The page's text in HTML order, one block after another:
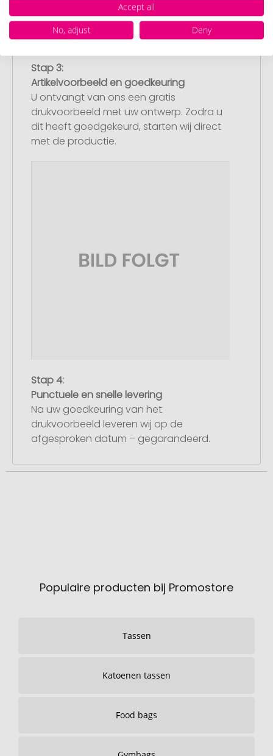
Stap 3:
Artikelvoorbeeld en goedkeuring
U ontvangt van ons een gratis
drukvoorbeeld met uw ontwerp. Zodra u
dit heeft goedgekeurd, starten wij direct
met de productie.
Stap 4:
Punctuele en snelle levering
Na uw goedkeuring van het
drukvoorbeeld leveren wij op de
afgesproken datum – gegarandeerd.
Populaire producten bij Promostore
Tassen
Katoenen tassen
Food bags
Accept all
No, adjust
Deny